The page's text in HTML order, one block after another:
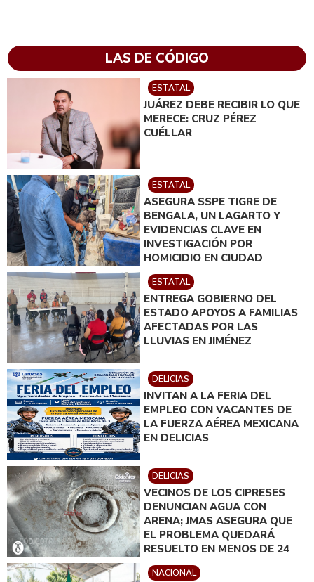
LAS DE CÓDIGO
ESTATAL
JUÁREZ DEBE RECIBIR LO QUE
MERECE: CRUZ PÉREZ
CUÉLLAR
ESTATAL
ASEGURA SSPE TIGRE DE
BENGALA, UN LAGARTO Y
EVIDENCIAS CLAVE EN
INVESTIGACIÓN POR
HOMICIDIO EN CIUDAD
JUÁREZ; EN CATEO
INSTRUIDO POR GILBERTO
LOYA
ESTATAL
ENTREGA GOBIERNO DEL
ESTADO APOYOS A FAMILIAS
AFECTADAS POR LAS
LLUVIAS EN JIMÉNEZ
DELICIAS
INVITAN A LA FERIA DEL
EMPLEO CON VACANTES DE
LA FUERZA AÉREA MEXICANA
EN DELICIAS
DELICIAS
VECINOS DE LOS CIPRESES
DENUNCIAN AGUA CON
ARENA; JMAS ASEGURA QUE
EL PROBLEMA QUEDARÁ
RESUELTO EN MENOS DE 24
HORAS
NACIONAL